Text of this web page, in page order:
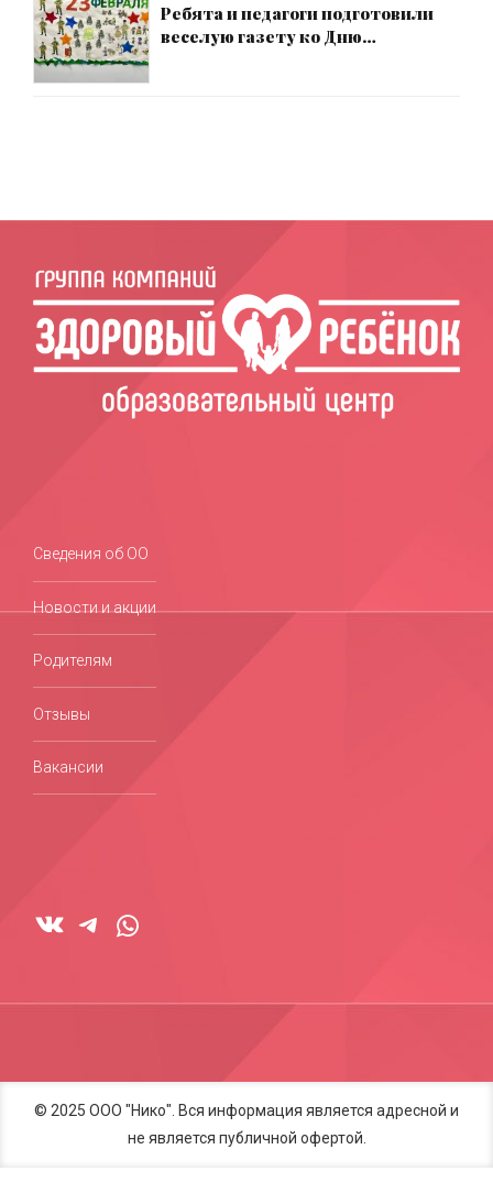
Ребята и педагоги подготовили
веселую газету ко Дню
Сведения об ОО
Новости и акции
Родителям
Отзывы
Вакансии
© 2025 ООО "Нико". Вся информация является адресной и
не является публичной офертой.